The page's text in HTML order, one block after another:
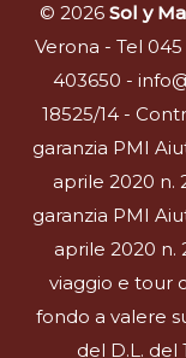
© 2026 Sol y
Verona - Tel
403650 -
18525/14 -
garanzia PMI
aprile 2020 n.
garanzia PMI
aprile 2020 n.
viaggio e tour
fondo a valere
del D.L. del